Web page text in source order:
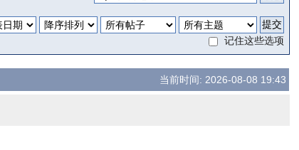
记住这些选项
当前时间: 2026-08-08 19:43